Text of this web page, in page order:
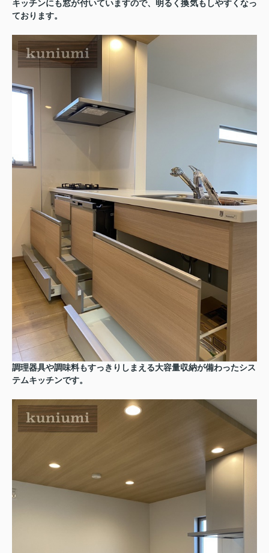
キッチンにも窓が付いていますので、明るく換気もしやすくなっ
ております。
調理器具や調味料もすっきりしまえる大容量収納が備わったシス
テムキッチンです。